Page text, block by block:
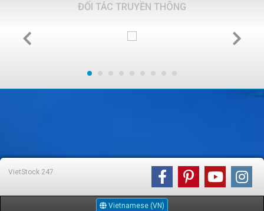
ĐỐI TÁC TRUYỀN THÔNG
VietStock 247
Vietnamese (VN)